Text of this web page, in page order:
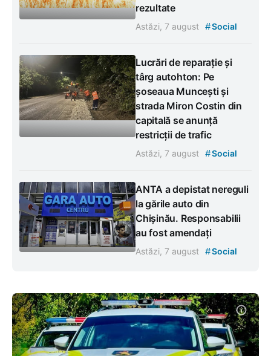
rezultate
Astăzi, 7 august #Social
Lucrări de reparație și
târg autohton: Pe
șoseaua Muncești și
strada Miron Costin din
capitală se anunță
restricții de trafic
Astăzi, 7 august #Social
ANTA a depistat nereguli
la gările auto din
Chișinău. Responsabilii
au fost amendați
Astăzi, 7 august #Social